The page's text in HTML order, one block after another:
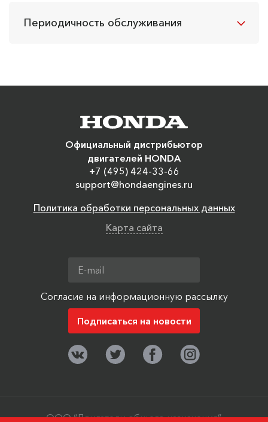
Периодичность обслуживания
Официальный дистрибьютор
двигателей HONDA
+7 (495) 424-33-66
support@hondaengines.ru
Политика обработки персональных данных
Карта сайта
Согласие на информационную рассылку
ООО “Двигатели общего назначения”,